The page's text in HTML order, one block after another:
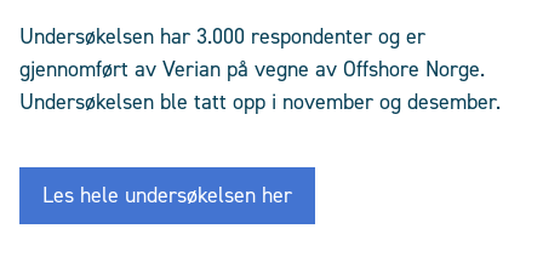
Undersøkelsen har 3.000 respondenter og er
gjennomført av Verian på vegne av Offshore Norge.
Undersøkelsen ble tatt opp i november og desember.
Les hele undersøkelsen her